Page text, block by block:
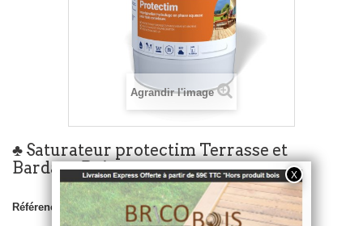
Agrandir l'image
♣ Saturateur protectim Terrasse et
Bardage Bois
Référence : A-0a338